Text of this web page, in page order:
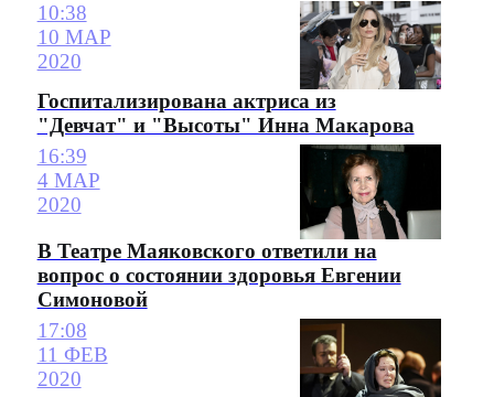
10:38
10 МАР
2020
Госпитализирована актриса из
"Девчат" и "Высоты" Инна Макарова
16:39
4 МАР
2020
В Театре Маяковского ответили на
вопрос о состоянии здоровья Евгении
Симоновой
17:08
11 ФЕВ
2020